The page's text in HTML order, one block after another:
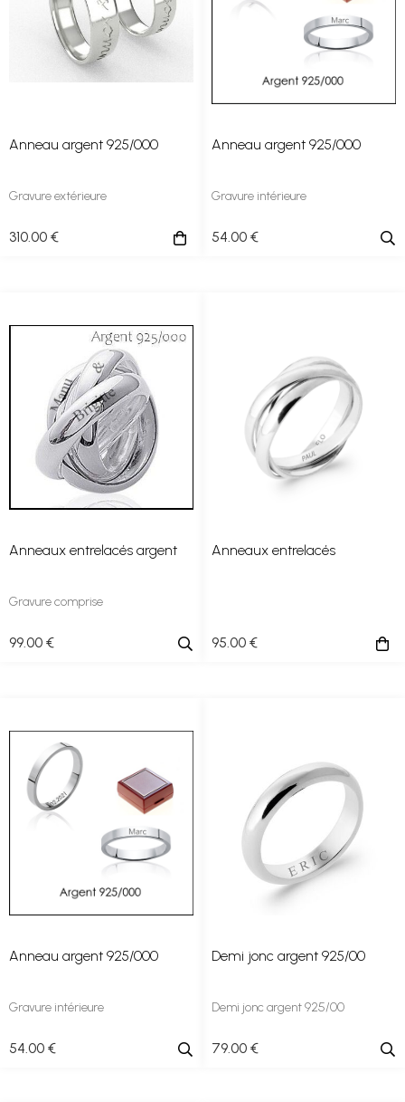
Anneau argent 925/000
Gravure extérieure
310.00 €
Anneau argent 925/000
Gravure intérieure
54.00 €
Anneaux entrelacés argent
Gravure comprise
99.00 €
Anneaux entrelacés
95.00 €
Anneau argent 925/000
Gravure intérieure
54.00 €
Demi jonc argent 925/00
Demi jonc argent 925/00
79.00 €